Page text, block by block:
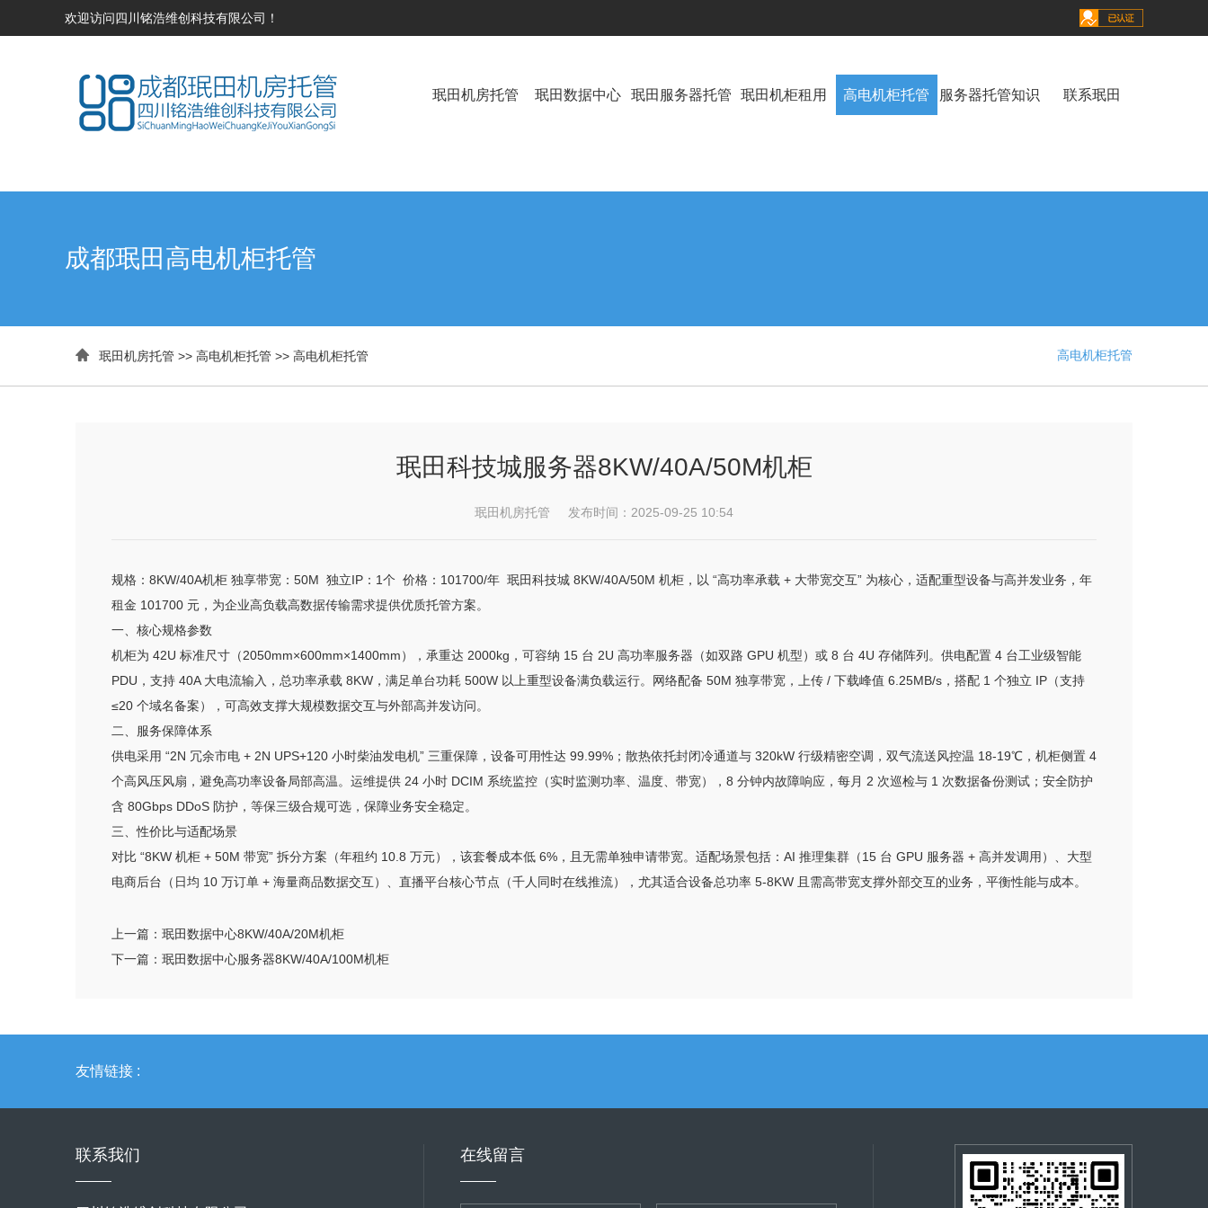
欢迎访问四川铭浩维创科技有限公司！
珉田机房托管 珉田数据中心 珉田服务器托管 珉田机柜租用 高电机柜托管 服务器托管知识 联系珉田
成都珉田高电机柜托管
 珉田机房托管 >> 高电机柜托管 >> 高电机柜托管 高电机柜托管
珉田科技城服务器8KW/40A/50M机柜
珉田机房托管 发布时间：2025-09-25 10:54
规格：8KW/40A机柜 独享带宽：50M 独立IP：1个 价格：101700/年 珉田科技城 8KW/40A/50M 机柜，以 “高功率承载 + 大带宽交互” 为核心，适配重型设备与高并发业务，年
租金 101700 元，为企业高负载高数据传输需求提供优质托管方案。
一、核心规格参数
机柜为 42U 标准尺寸（2050mm×600mm×1400mm），承重达 2000kg，可容纳 15 台 2U 高功率服务器（如双路 GPU 机型）或 8 台 4U 存储阵列。供电配置 4 台工业级智能
PDU，支持 40A 大电流输入，总功率承载 8KW，满足单台功耗 500W 以上重型设备满负载运行。网络配备 50M 独享带宽，上传 / 下载峰值 6.25MB/s，搭配 1 个独立 IP（支持
≤20 个域名备案），可高效支撑大规模数据交互与外部高并发访问。
二、服务保障体系
供电采用 “2N 冗余市电 + 2N UPS+120 小时柴油发电机” 三重保障，设备可用性达 99.99%；散热依托封闭冷通道与 320kW 行级精密空调，双气流送风控温 18-19℃，机柜侧置 4
个高风压风扇，避免高功率设备局部高温。运维提供 24 小时 DCIM 系统监控（实时监测功率、温度、带宽），8 分钟内故障响应，每月 2 次巡检与 1 次数据备份测试；安全防护
含 80Gbps DDoS 防护，等保三级合规可选，保障业务安全稳定。
三、性价比与适配场景
对比 “8KW 机柜 + 50M 带宽” 拆分方案（年租约 10.8 万元），该套餐成本低 6%，且无需单独申请带宽。适配场景包括：AI 推理集群（15 台 GPU 服务器 + 高并发调用）、大型
电商后台（日均 10 万订单 + 海量商品数据交互）、直播平台核心节点（千人同时在线推流），尤其适合设备总功率 5-8KW 且需高带宽支撑外部交互的业务，平衡性能与成本。
上一篇： 珉田数据中心8KW/40A/20M机柜
下一篇： 珉田数据中心服务器8KW/40A/100M机柜
友情链接 :
联系我们 在线留言